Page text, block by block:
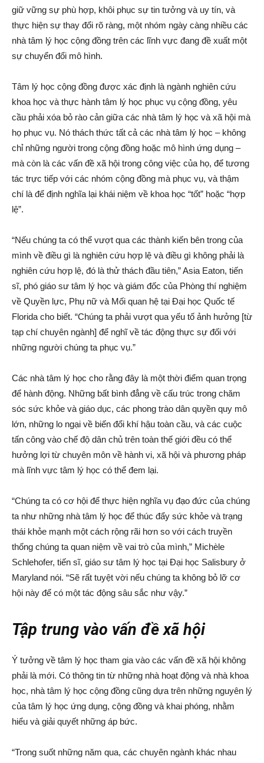
giữ vững sự phù hợp, khôi phục sự tin tưởng và uy tín, và
thực hiện sự thay đổi rõ ràng, một nhóm ngày càng nhiều các
nhà tâm lý học cộng đồng trên các lĩnh vực đang đề xuất một
sự chuyển đổi mô hình.
Tâm lý học cộng đồng được xác định là ngành nghiên cứu
khoa học và thực hành tâm lý học phục vụ cộng đồng, yêu
cầu phải xóa bỏ rào cản giữa các nhà tâm lý học và xã hội mà
họ phục vụ. Nó thách thức tất cả các nhà tâm lý học – không
chỉ những người trong cộng đồng hoặc mô hình ứng dụng –
mà còn là các vấn đề xã hội trong công việc của họ, để tương
tác trực tiếp với các nhóm cộng đồng mà phục vụ, và thậm
chí là để định nghĩa lại khái niệm về khoa học “tốt” hoặc “hợp
lệ”.
“Nếu chúng ta có thể vượt qua các thành kiến bên trong của
mình về điều gì là nghiên cứu hợp lệ và điều gì không phải là
nghiên cứu hợp lệ, đó là thử thách đầu tiên,” Asia Eaton, tiến
sĩ, phó giáo sư tâm lý học và giám đốc của Phòng thí nghiệm
về Quyền lực, Phụ nữ và Mối quan hệ tại Đại học Quốc tế
Florida cho biết. “Chúng ta phải vượt qua yếu tố ảnh hưởng [từ
tạp chí chuyên ngành] để nghĩ về tác động thực sự đối với
những người chúng ta phục vụ.”
Các nhà tâm lý học cho rằng đây là một thời điểm quan trọng
để hành động. Những bất bình đẳng về cấu trúc trong chăm
sóc sức khỏe và giáo dục, các phong trào dân quyền quy mô
lớn, những lo ngại về biến đổi khí hậu toàn cầu, và các cuộc
tấn công vào chế độ dân chủ trên toàn thế giới đều có thể
hưởng lợi từ chuyên môn về hành vi, xã hội và phương pháp
mà lĩnh vực tâm lý học có thể đem lại.
“Chúng ta có cơ hội để thực hiện nghĩa vụ đạo đức của chúng
ta như những nhà tâm lý học để thúc đẩy sức khỏe và trạng
thái khỏe mạnh một cách rộng rãi hơn so với cách truyền
thống chúng ta quan niệm về vai trò của mình,” Michèle
Schlehofer, tiến sĩ, giáo sư tâm lý học tại Đại học Salisbury ở
Maryland nói. “Sẽ rất tuyệt vời nếu chúng ta không bỏ lỡ cơ
hội này để có một tác động sâu sắc như vậy.”
Tập trung vào vấn đề xã hội
Ý tưởng về tâm lý học tham gia vào các vấn đề xã hội không
phải là mới. Có thông tin từ những nhà hoạt động và nhà khoa
học, nhà tâm lý học cộng đồng cũng dựa trên những nguyên lý
của tâm lý học ứng dụng, cộng đồng và khai phóng, nhằm
hiểu và giải quyết những áp bức.
“Trong suốt những năm qua, các chuyên ngành khác nhau